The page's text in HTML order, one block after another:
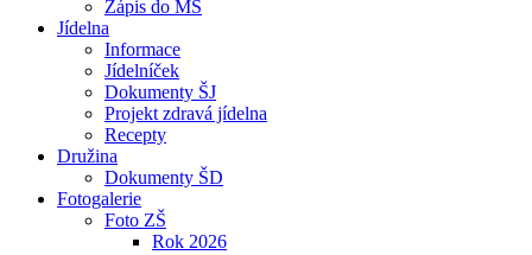
Zápis do MŠ
Jídelna
Informace
Jídelníček
Dokumenty ŠJ
Projekt zdravá jídelna
Recepty
Družina
Dokumenty ŠD
Fotogalerie
Foto ZŠ
Rok 2026